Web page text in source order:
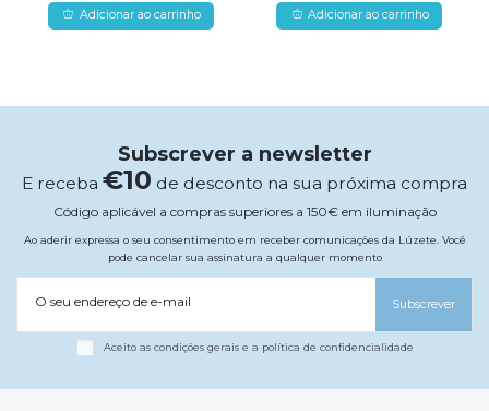
Adicionar ao carrinho Adicionar ao carrinho
Subscrever a newsletter
E receba €10 de desconto na sua próxima compra
Código aplicável a compras superiores a 150€ em iluminação
Ao aderir expressa o seu consentimento em receber comunicações da Lúzete. Você
pode cancelar sua assinatura a qualquer momento
O seu endereço de e-mail Subscrever
Aceito as condições gerais e a política de confidencialidade